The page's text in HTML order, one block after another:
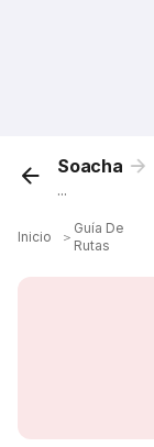
Soacha
...
Inicio ＞
Guía De
Rutas